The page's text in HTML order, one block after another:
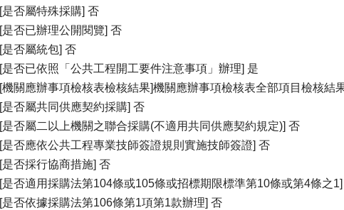
[是否屬特殊採購] 否
[是否已辦理公開閱覽] 否
[是否屬統包] 否
[是否已依照「公共工程開工要件注意事項」辦理] 是
[機關應辦事項檢核表檢核結果]機關應辦事項檢核表全部項目檢核結
[是否屬共同供應契約採購] 否
[是否屬二以上機關之聯合採購(不適用共同供應契約規定)] 否
[是否應依公共工程專業技師簽證規則實施技師簽證] 否
[是否採行協商措施] 否
[是否適用採購法第104條或105條或招標期限標準第10條或第4條之
[是否依據採購法第106條第1項第1款辦理] 否